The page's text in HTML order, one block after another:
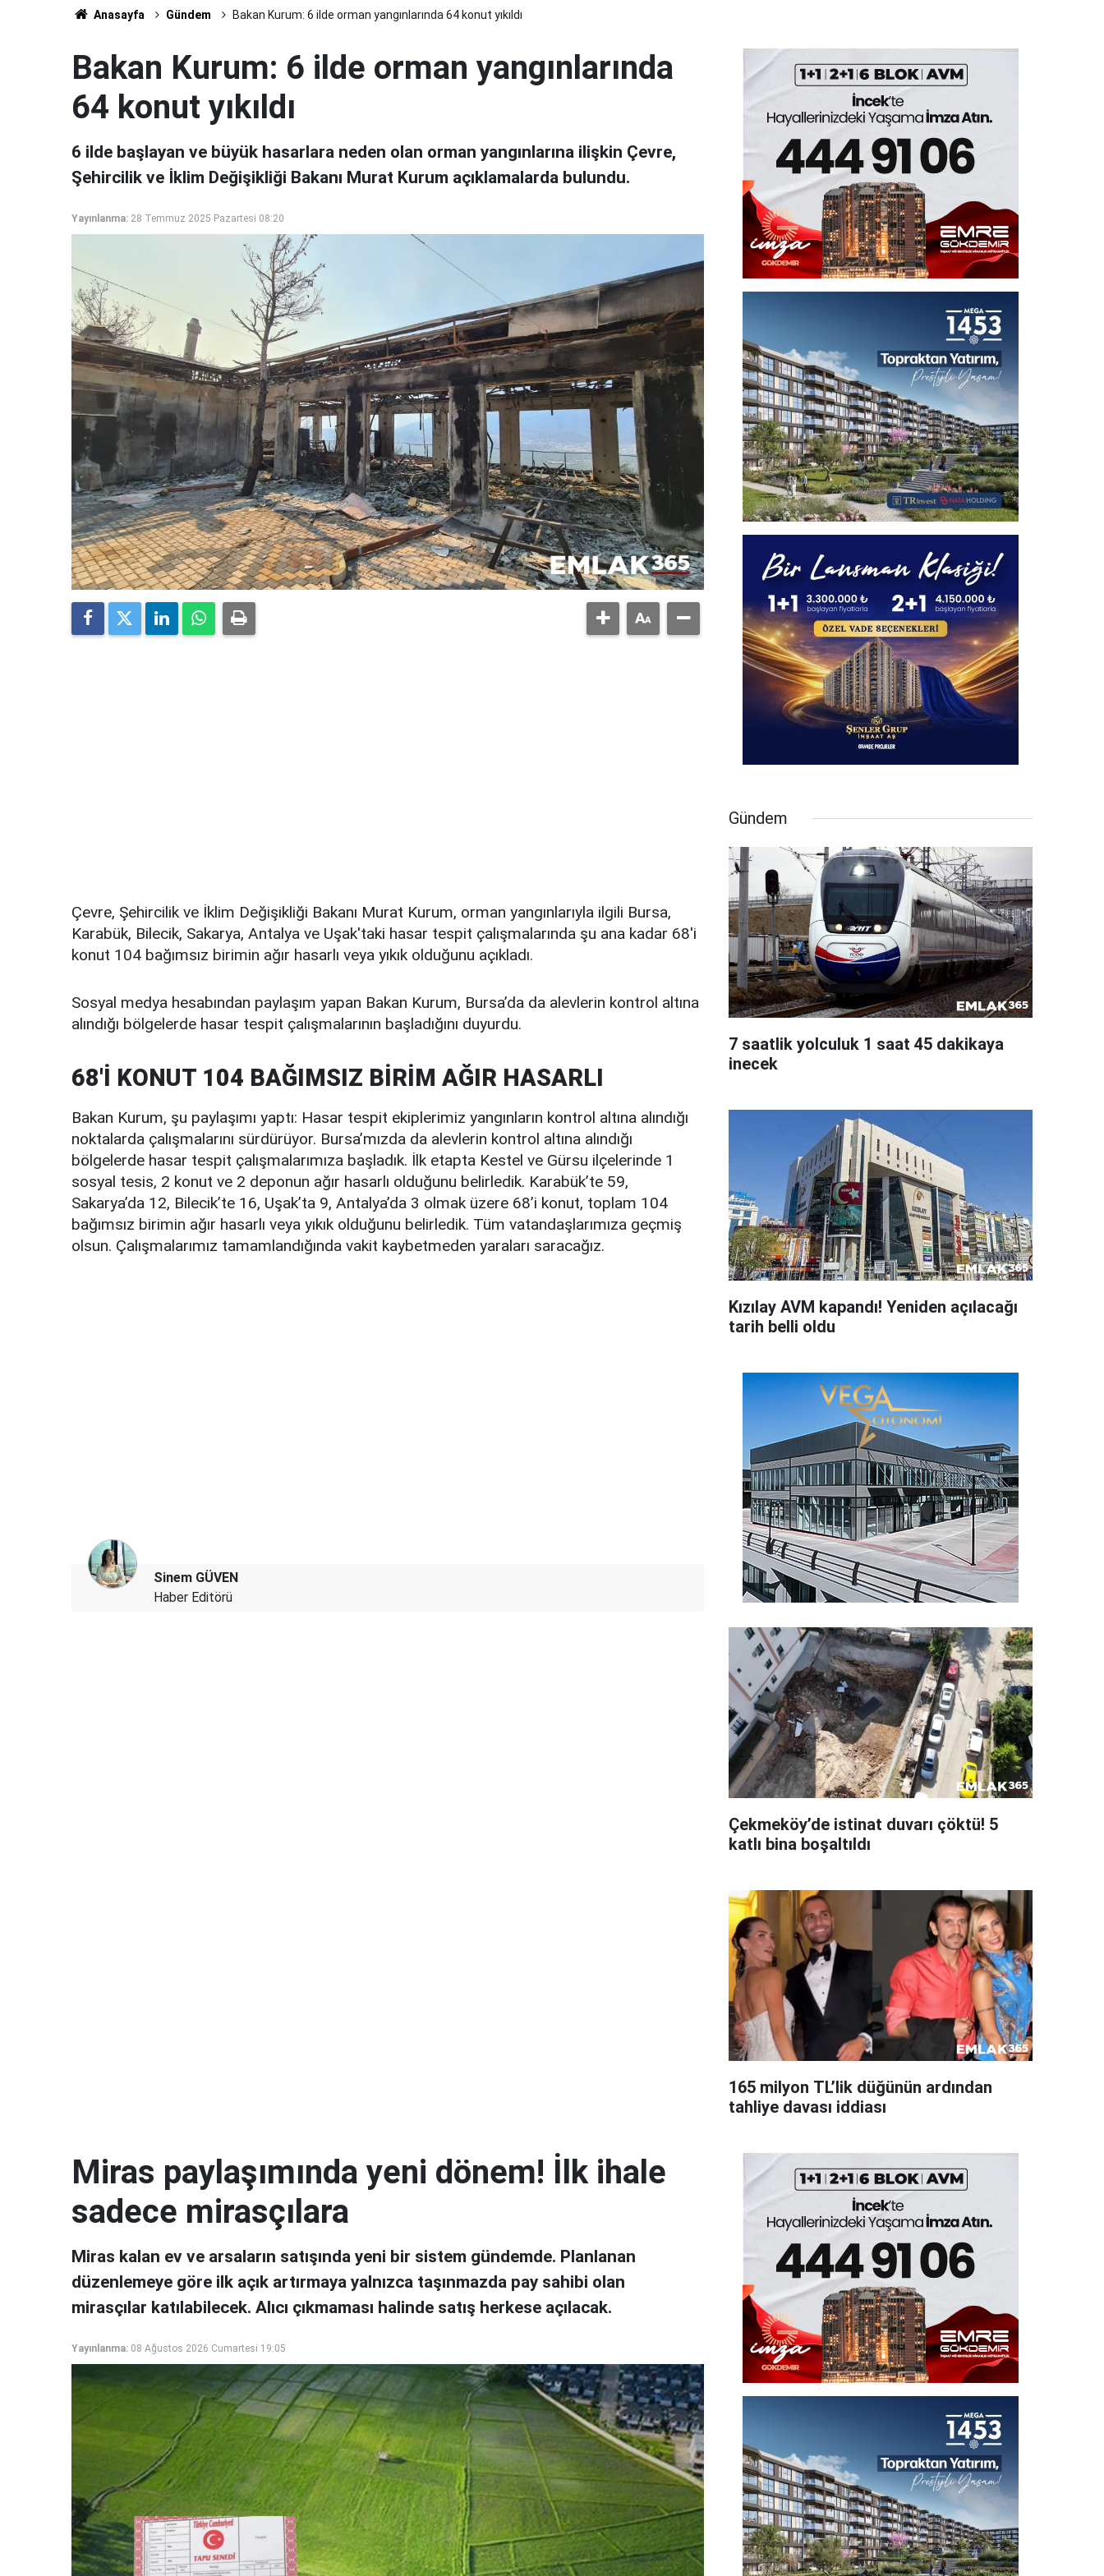
Anasayfa Gündem Bakan Kurum: 6 ilde orman yangınlarında 64 konut yıkıldı
Bakan Kurum: 6 ilde orman yangınlarında
64 konut yıkıldı
6 ilde başlayan ve büyük hasarlara neden olan orman yangınlarına ilişkin Çevre,
Şehircilik ve İklim Değişikliği Bakanı Murat Kurum açıklamalarda bulundu.
Yayınlanma: 28 Temmuz 2025 Pazartesi 08:20
Çevre, Şehircilik ve İklim Değişikliği Bakanı Murat Kurum, orman yangınlarıyla ilgili Bursa,
Karabük, Bilecik, Sakarya, Antalya ve Uşak'taki hasar tespit çalışmalarında şu ana kadar 68'i
konut 104 bağımsız birimin ağır hasarlı veya yıkık olduğunu açıkladı.
Sosyal medya hesabından paylaşım yapan Bakan Kurum, Bursa’da da alevlerin kontrol altına
alındığı bölgelerde hasar tespit çalışmalarının başladığını duyurdu.
68'İ KONUT 104 BAĞIMSIZ BİRİM AĞIR HASARLI
Bakan Kurum, şu paylaşımı yaptı: Hasar tespit ekiplerimiz yangınların kontrol altına alındığı
noktalarda çalışmalarını sürdürüyor. Bursa’mızda da alevlerin kontrol altına alındığı
bölgelerde hasar tespit çalışmalarımıza başladık. İlk etapta Kestel ve Gürsu ilçelerinde 1
sosyal tesis, 2 konut ve 2 deponun ağır hasarlı olduğunu belirledik. Karabük’te 59,
Sakarya’da 12, Bilecik’te 16, Uşak’ta 9, Antalya’da 3 olmak üzere 68’i konut, toplam 104
bağımsız birimin ağır hasarlı veya yıkık olduğunu belirledik. Tüm vatandaşlarımıza geçmiş
olsun. Çalışmalarımız tamamlandığında vakit kaybetmeden yaraları saracağız.
Sinem GÜVEN
Haber Editörü
Gündem
7 saatlik yolculuk 1 saat 45 dakikaya
inecek
Kızılay AVM kapandı! Yeniden açılacağı
tarih belli oldu
Çekmeköy’de istinat duvarı çöktü! 5
katlı bina boşaltıldı
165 milyon TL’lik düğünün ardından
tahliye davası iddiası
Miras paylaşımında yeni dönem! İlk ihale
sadece mirasçılara
Miras kalan ev ve arsaların satışında yeni bir sistem gündemde. Planlanan
düzenlemeye göre ilk açık artırmaya yalnızca taşınmazda pay sahibi olan
mirasçılar katılabilecek. Alıcı çıkmaması halinde satış herkese açılacak.
Yayınlanma: 08 Ağustos 2026 Cumartesi 19:05